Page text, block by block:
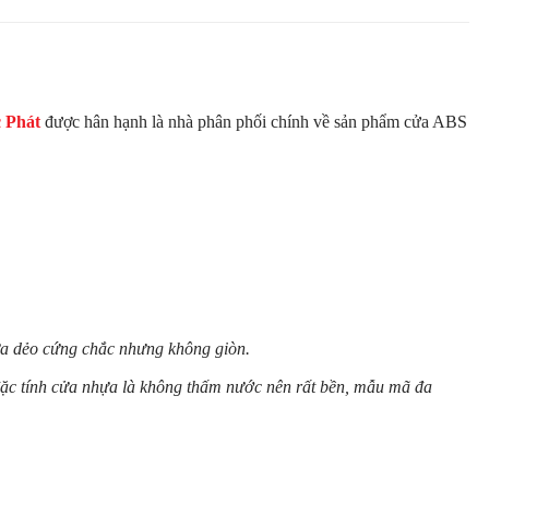
được hân hạnh là nhà phân phối chính về sản phẩm cửa ABS
dẻo cứng chắc nhưng không giòn.
tính cửa nhựa là không thấm nước nên rất bền, mẫu mã đa